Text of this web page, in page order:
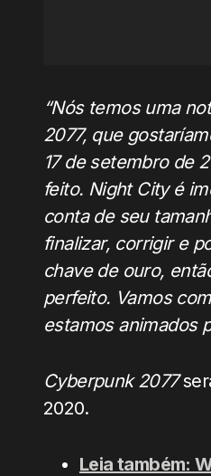
“Nós temos uma
2077, que
17 de setembro de
feito. Night City é
conta de seu
finalizar, corrigir e
chave de ouro,
perfeito. Vamos
estamos animados
Cyberpunk 2077
2020.
Leia também: